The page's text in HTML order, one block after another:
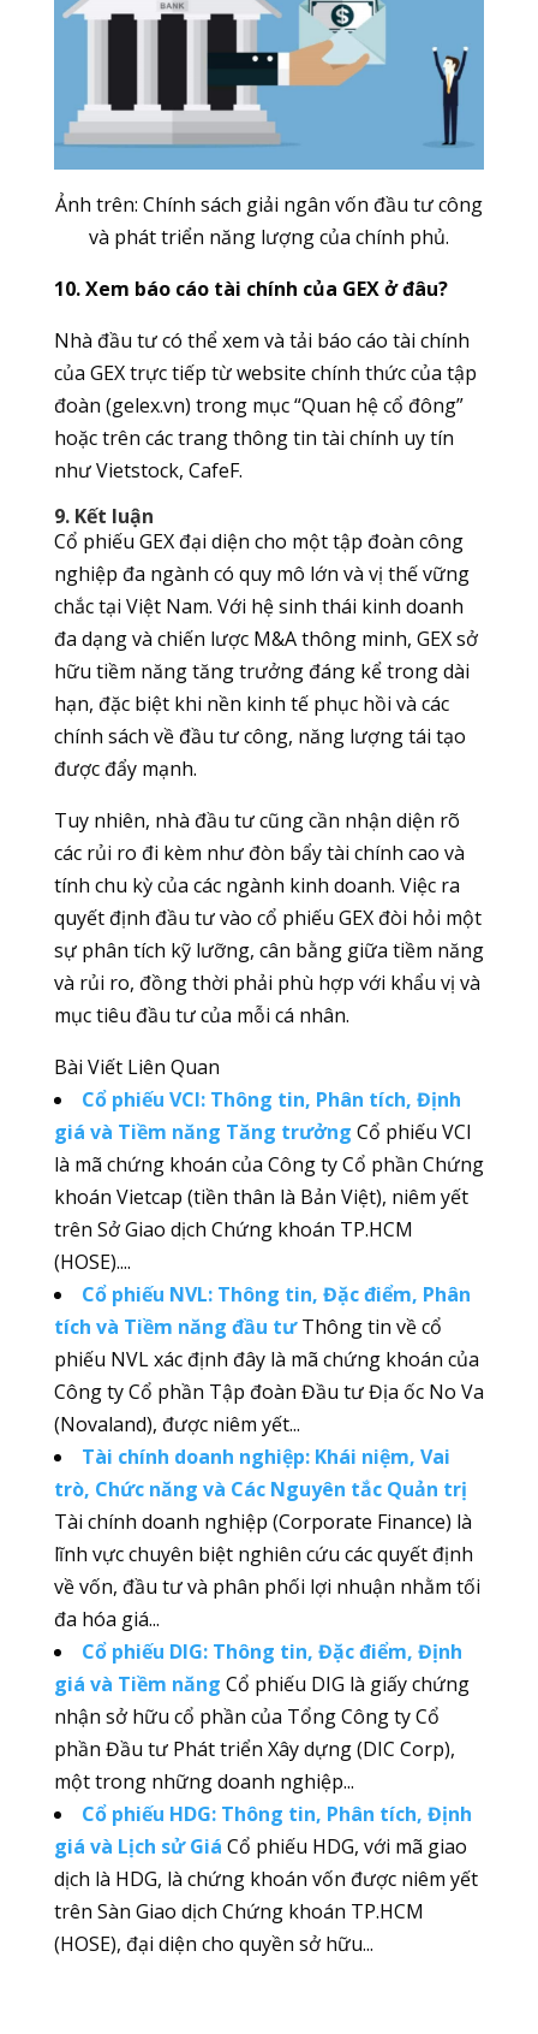
Ảnh trên: Chính sách giải ngân vốn đầu tư công
và phát triển năng lượng của chính phủ.
10. Xem báo cáo tài chính của GEX ở đâu?
Nhà đầu tư có thể xem và tải báo cáo tài chính
của GEX trực tiếp từ website chính thức của tập
đoàn (gelex.vn) trong mục “Quan hệ cổ đông”
hoặc trên các trang thông tin tài chính uy tín
như Vietstock, CafeF.
9. Kết luận
Cổ phiếu GEX đại diện cho một tập đoàn công
nghiệp đa ngành có quy mô lớn và vị thế vững
chắc tại Việt Nam. Với hệ sinh thái kinh doanh
đa dạng và chiến lược M&A thông minh, GEX sở
hữu tiềm năng tăng trưởng đáng kể trong dài
hạn, đặc biệt khi nền kinh tế phục hồi và các
chính sách về đầu tư công, năng lượng tái tạo
được đẩy mạnh.
Tuy nhiên, nhà đầu tư cũng cần nhận diện rõ
các rủi ro đi kèm như đòn bẩy tài chính cao và
tính chu kỳ của các ngành kinh doanh. Việc ra
quyết định đầu tư vào cổ phiếu GEX đòi hỏi một
sự phân tích kỹ lưỡng, cân bằng giữa tiềm năng
và rủi ro, đồng thời phải phù hợp với khẩu vị và
mục tiêu đầu tư của mỗi cá nhân.
Bài Viết Liên Quan
Cổ phiếu VCI: Thông tin, Phân tích, Định
giá và Tiềm năng Tăng trưởng Cổ phiếu VCI
là mã chứng khoán của Công ty Cổ phần Chứng
khoán Vietcap (tiền thân là Bản Việt), niêm yết
trên Sở Giao dịch Chứng khoán TP.HCM
(HOSE)....
Cổ phiếu NVL: Thông tin, Đặc điểm, Phân
tích và Tiềm năng đầu tư Thông tin về cổ
phiếu NVL xác định đây là mã chứng khoán của
Công ty Cổ phần Tập đoàn Đầu tư Địa ốc No Va
(Novaland), được niêm yết...
Tài chính doanh nghiệp: Khái niệm, Vai
trò, Chức năng và Các Nguyên tắc Quản trị
Tài chính doanh nghiệp (Corporate Finance) là
lĩnh vực chuyên biệt nghiên cứu các quyết định
về vốn, đầu tư và phân phối lợi nhuận nhằm tối
đa hóa giá...
Cổ phiếu DIG: Thông tin, Đặc điểm, Định
giá và Tiềm năng Cổ phiếu DIG là giấy chứng
nhận sở hữu cổ phần của Tổng Công ty Cổ
phần Đầu tư Phát triển Xây dựng (DIC Corp),
một trong những doanh nghiệp...
Cổ phiếu HDG: Thông tin, Phân tích, Định
giá và Lịch sử Giá Cổ phiếu HDG, với mã giao
dịch là HDG, là chứng khoán vốn được niêm yết
trên Sàn Giao dịch Chứng khoán TP.HCM
(HOSE), đại diện cho quyền sở hữu...